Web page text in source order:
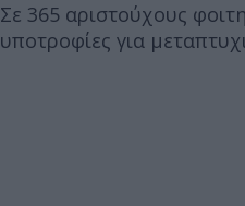
Σε 365 αριστούχους
υποτροφίες για